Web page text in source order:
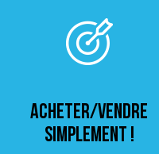
ACHETER/VENDRE
simplement !